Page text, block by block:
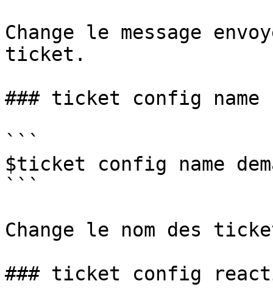
Change le message
ticket.
### ticket config name
```
$ticket config name
```
Change le nom des
### ticket config